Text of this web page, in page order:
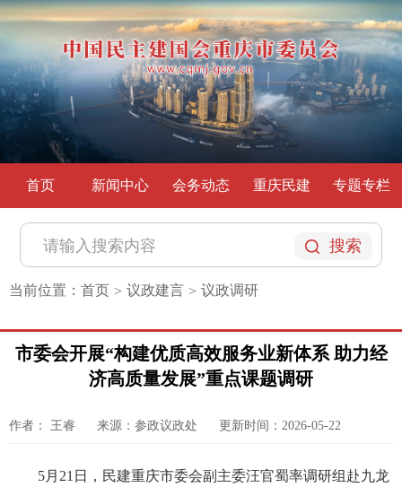
首页 新闻中心 会务动态 重庆民建 专题专栏
搜索
当前位置： 首页 > 议政建言 > 议政调研
市委会开展“构建优质高效服务业新体系 助力经
济高质量发展”重点课题调研
作者： 王睿 来源：参政议政处 更新时间：2026-05-22
5月21日，民建重庆市委会副主委汪官蜀率调研组赴九龙